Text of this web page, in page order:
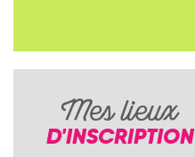
Mes lieux
D'INSCRIPTION